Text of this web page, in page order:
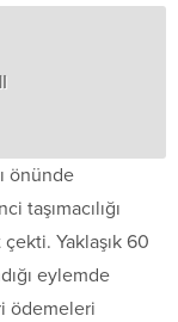
önünde
taşımacılığı
Yaklaşık 60
eylemde
ödemeleri